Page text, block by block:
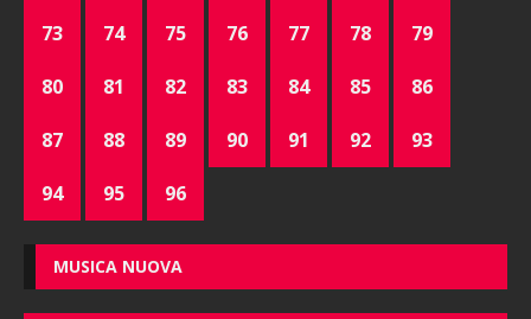
73 74 75 76 77 78 79
80 81 82 83 84 85 86
87 88 89 90 91 92 93
94 95 96
MUSICA NUOVA